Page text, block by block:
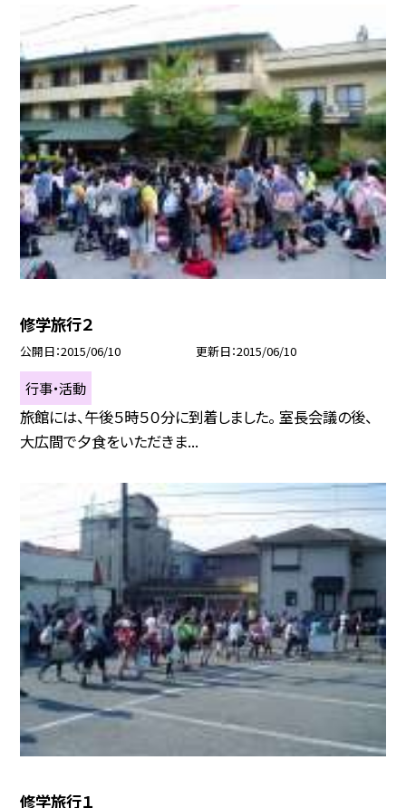
修学旅行２
公開日 2015/06/10 更新日 2015/06/10
行事・活動
旅館には、午後５時５０分に到着しました。 室長会議の後、
大広間で夕食をいただきま...
修学旅行１